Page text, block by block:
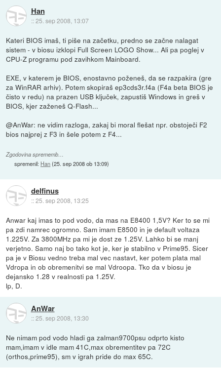
Han
::25. sep 2008, 13:07
Kateri BIOS imaš, ti piše na začetku, predno se začne nalagat
sistem - v biosu izklopi Full Screen LOGO Show... Ali pa poglej v
CPU-Z programu pod zavihkom Mainboard.
EXE, v katerem je BIOS, enostavno poženeš, da se razpakira (gre
za WinRAR arhiv). Potem skopiraš ep3cds3r.f4a (F4a beta BIOS je
čisto v redu) na prazen USB ključek, zapustiš Windows in greš v
BIOS, kjer zaženeš Q-Flash...
@AnWar: ne vidim razloga, zakaj bi moral flešat npr. obstoječi F2
bios najprej z F3 in šele potem z F4...
Zgodovina sprememb…
spremenil: Han(25. sep 2008 ob 13:09)
delfinus
::25. sep 2008, 13:25
Anwar kaj imas to pod vodo, da mas na E8400 1,5V? Ker to se mi
pa zdi namrec ogromno. Sam imam E8500 in je default voltaza
1.225V. Za 3800MHz pa mi je dost ze 1.25V. Lahko bi se manj
verjetno. Samo naj bo tako kot je, ker je stabilno v Prime95. Sicer
pa je v Biosu vedno treba mal vec nastavt, ker potem plata mal
Vdropa in ob obremenitvi se mal Vdroopa. Tko da v biosu je
dejansko 1.28 v realnosti pa 1.25V.
lp, D.
AnWar
::25. sep 2008, 13:30
Ne nimam pod vodo hladi ga zalman9700psu odprto kisto
mam,imam v idle mam 41C,max obrementitev pa 72C
(orthos,prime95), sm v igrah pride do max 65C.